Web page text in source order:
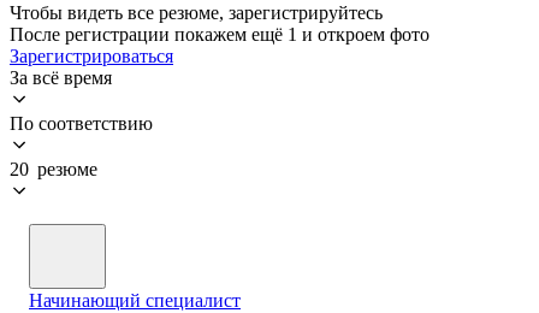
Чтобы видеть все резюме, зарегистрируйтесь
После регистрации покажем ещё 1 и откроем фото
Зарегистрироваться
За всё время
По соответствию
20 резюме
Начинающий специалист